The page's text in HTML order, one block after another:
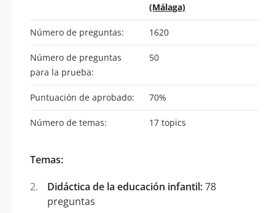
(Málaga)
Número de preguntas: 1620
Número de preguntas
para la prueba:
50
Puntuación de aprobado: 70%
Número de temas: 17 topics
Temas:
Didáctica de la educación infantil:78
preguntas